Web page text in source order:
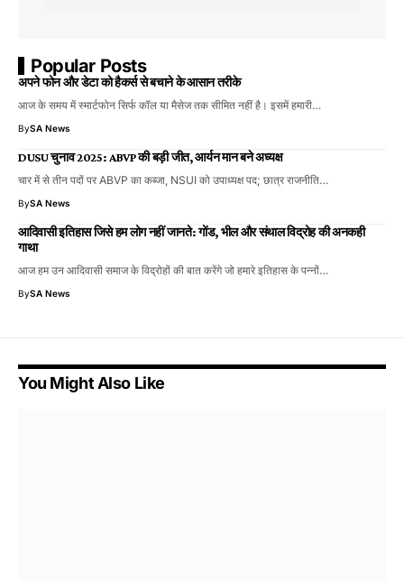
Popular Posts
अपने फोन और डेटा को हैकर्स से बचाने के आसान तरीके
आज के समय में स्मार्टफोन सिर्फ कॉल या मैसेज तक सीमित नहीं है। इसमें हमारी…
BySA News
DUSU चुनाव 2025: ABVP की बड़ी जीत, आर्यन मान बने अध्यक्ष
चार में से तीन पदों पर ABVP का कब्जा, NSUI को उपाध्यक्ष पद; छात्र राजनीति…
BySA News
आदिवासी इतिहास जिसे हम लोग नहीं जानते: गोंड, भील और संथाल विद्रोह की अनकही
गाथा
आज हम उन आदिवासी समाज के विद्रोहों की बात करेंगे जो हमारे इतिहास के पन्नों…
BySA News
You Might Also Like